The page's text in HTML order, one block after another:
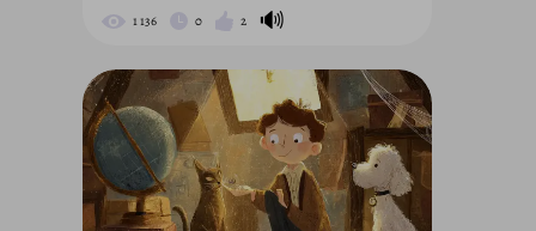
1 136 0 2 🔊